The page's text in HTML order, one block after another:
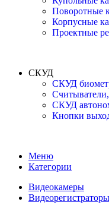
Поворотные
Корпусные
Проектные
СКУД
СКУД
СКУД
Кнопки
Меню
Категории
Видеокамеры